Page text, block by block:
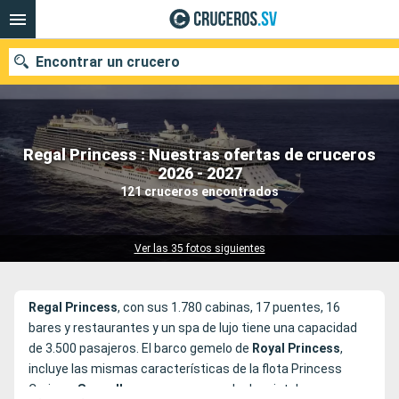
Regal Princess : Nuestras ofertas de cruceros
2026 - 2027
121 cruceros encontrados
Ver las 35 fotos siguientes
Encontrar un crucero
Nuestros destinos
Fecha de salida
Regal Princess, con sus 1.780 cabinas, 17 puentes, 16
bares y restaurantes y un spa de lujo tiene una capacidad
de 3.500 pasajeros. El barco gemelo de Royal Princess,
incluye las mismas características de la flota Princess
Cruises: Seawalk
, un paseo con suelo de cristal que